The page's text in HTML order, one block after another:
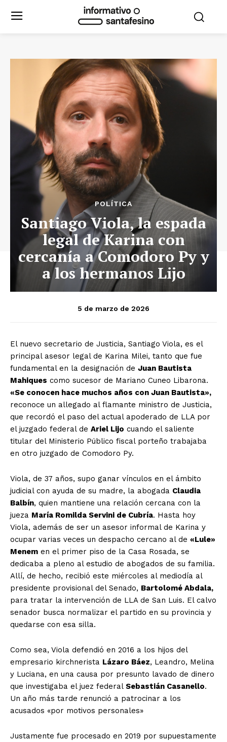
POLÍTICA
Santiago Viola, la espada
legal de Karina con
cercanía a Comodoro Py y
a los hermanos Lijo
5 de marzo de 2026
El nuevo secretario de Justicia, Santiago Viola, es el
principal asesor legal de Karina Milei, tanto que fue
fundamental en la designación de Juan Bautista
Mahiques como sucesor de Mariano Cuneo Libarona.
«Se conocen hace muchos años con Juan Bautista»,
reconoce un allegado al flamante ministro de Justicia,
que recordó el paso del actual apoderado de LLA por
el juzgado federal de Ariel Lijo cuando el saliente
titular del Ministerio Público fiscal porteño trabajaba
en otro juzgado de Comodoro Py.
Viola, de 37 años, supo ganar vínculos en el ámbito
judicial con ayuda de su madre, la abogada Claudia
Balbín, quien mantiene una relación cercana con la
jueza María Romilda Servini de Cubría. Hasta hoy
Viola, además de ser un asesor informal de Karina y
ocupar varias veces un despacho cercano al de «Lule»
Menem en el primer piso de la Casa Rosada, se
dedicaba a pleno al estudio de abogados de su familia.
Allí, de hecho, recibió este miércoles al mediodía al
presidente provisional del Senado, Bartolomé Abdala,
para tratar la intervención de LLA de San Luis. El calvo
senador busca normalizar el partido en su provincia y
quedarse con esa silla.
Como sea, Viola defendió en 2016 a los hijos del
empresario kirchnerista Lázaro Báez, Leandro, Melina
y Luciana, en una causa por presunto lavado de dinero
que investigaba el juez federal Sebastián Casanello.
Un año más tarde renunció a patrocinar a los
acusados «por motivos personales»
Justamente fue procesado en 2019 por supuestamente